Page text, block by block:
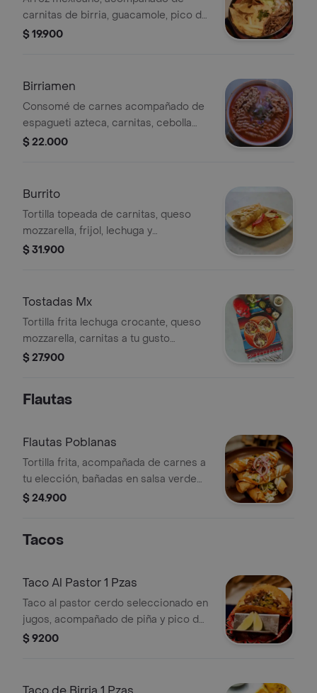
carnitas de birria, guacamole, pico de
gallo y totopos con crema
$ 19.900
Birriamen
Consomé de carnes acompañado de
espagueti azteca, carnitas, cebolla
roja, queso mozzarella y limón
$ 22.000
Burrito
Tortilla topeada de carnitas, queso
mozzarella, frijol, lechuga y
guacamole.
$ 31.900
Tostadas Mx
Tortilla frita lechuga crocante, queso
mozzarella, carnitas a tu gusto
(cochinita,carnitas,tinga), pico de
$ 27.900
Flautas
Flautas Poblanas
Tortilla frita, acompañada de carnes a
tu elección, bañadas en salsa verde
poblana, queso mozzarella, pico de
$ 24.900
Tacos
Taco Al Pastor 1 Pzas
Taco al pastor cerdo seleccionado en
jugos, acompañado de piña y pico de
gallo.
$ 9200